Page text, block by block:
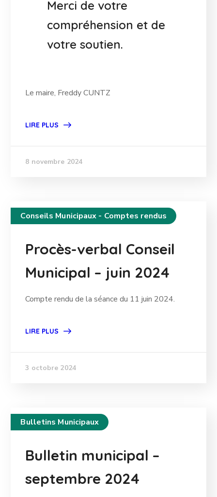
Merci de votre
compréhension et de
votre soutien.
Le maire, Freddy CUNTZ
LIRE PLUS
8 novembre 2024
Conseils Municipaux - Comptes rendus
Procès-verbal Conseil
Municipal – juin 2024
Compte rendu de la séance du 11 juin 2024.
LIRE PLUS
3 octobre 2024
Bulletins Municipaux
Bulletin municipal –
septembre 2024